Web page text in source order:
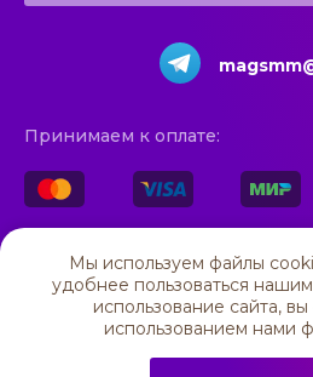
Принимаем к оплате:
ИП Мирзагитова Адиля
ОГРН 325169000118496, ИНН
424000, Республика Марий Эл, г.
Мы используем файлы
удобнее пользоваться
использование сайта,
использованием нами